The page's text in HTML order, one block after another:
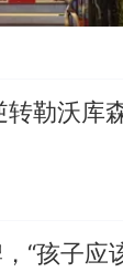
勒沃库
“孩子应